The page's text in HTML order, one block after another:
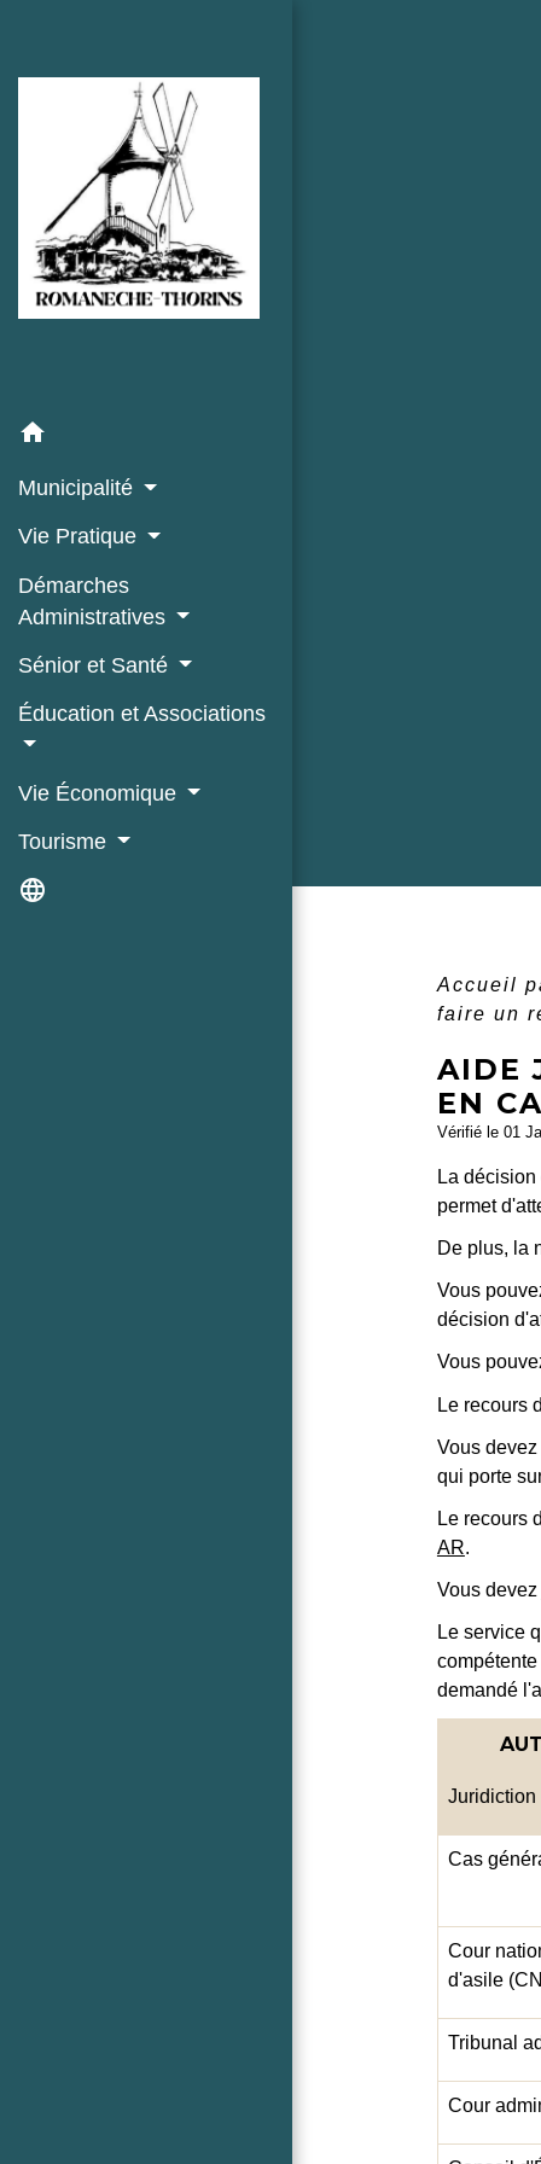
home
Municipalité
Vie Pratique
Démarches
Administratives
Sénior et Santé
Éducation et Associations
Vie Économique
Tourisme
language
Accueil
faire un
AIDE
EN
Vérifié le 01
La
permet
De plus, la
Vous
décision
Vous
Le recours
Vous
qui porte
Le recours
AR.
Vous
Le service
demandé
Juridiction
Cas
Cour
d'asile
Tribunal
Cour